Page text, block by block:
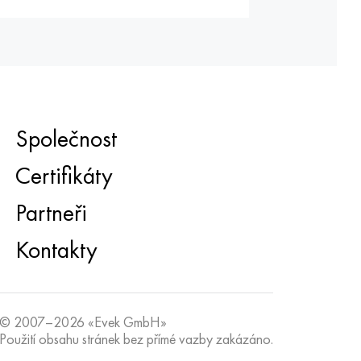
Společnost
Certifikáty
Partneři
Kontakty
© 2007–2026 «Evek GmbH»
Použití obsahu stránek bez přímé vazby zakázáno.